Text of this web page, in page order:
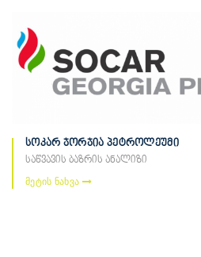
სოკარ ჯორჯია პეტროლეუმი
საწვავის ბაზრის ანალიზი
მეტის ნახვა